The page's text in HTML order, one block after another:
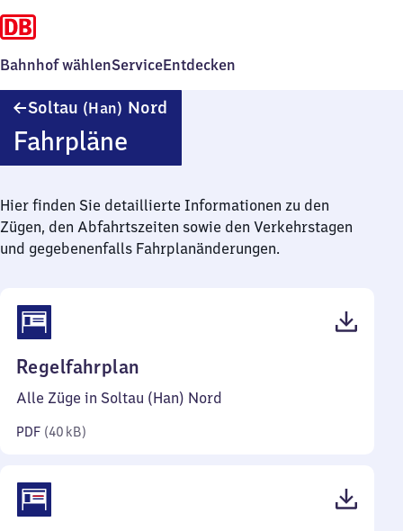
Bahnhof wählenServiceEntdecken
Soltau (Han) Nord
Fahrpläne
Hier finden Sie detaillierte Informationen zu den
Zügen, den Abfahrtszeiten sowie den Verkehrstagen
und gegebenenfalls Fahrplanänderungen.
Regelfahrplan
40
Alle Züge in Soltau (Han) Nord
PDF (40 kB)